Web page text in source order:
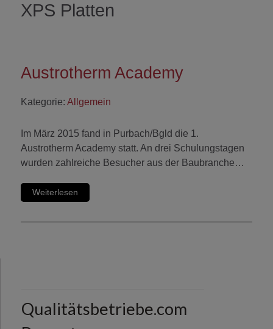
XPS Platten
Austrotherm Academy
Kategorie: Allgemein
Im März 2015 fand in Purbach/Bgld die 1.
Austrotherm Academy statt. An drei Schulungstagen
wurden zahlreiche Besucher aus der Baubranche…
Weiterlesen